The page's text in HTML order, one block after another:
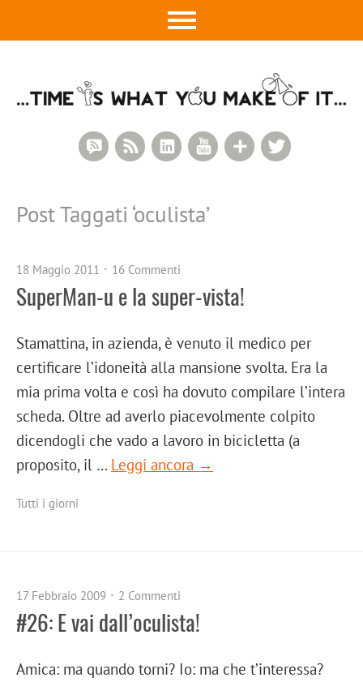
Google+
YouTube
LinkedIn
RSS Feed
RSS Comments
Post Taggati ‘oculista’
18 Maggio 2011 16 Commenti
SuperMan-u e la super-vista!
Stamattina, in azienda, è venuto il medico per
certificare l’idoneità alla mansione svolta. Era la
mia prima volta e così ha dovuto compilare l’intera
scheda. Oltre ad averlo piacevolmente colpito
dicendogli che vado a lavoro in bicicletta (a
proposito, il … Leggi ancora →
Tutti i giorni
17 Febbraio 2009 2 Commenti
#26: E vai dall’oculista!
Amica: ma quando torni? Io: ma che t’interessa?